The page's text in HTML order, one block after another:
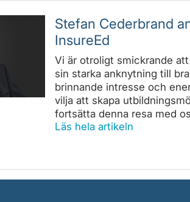
Stefan Cederbrand
InsureEd
Vi är otroligt smickrande
sin starka anknytning till
brinnande intresse och
vilja att skapa
fortsätta denna resa med
Läs hela artikeln